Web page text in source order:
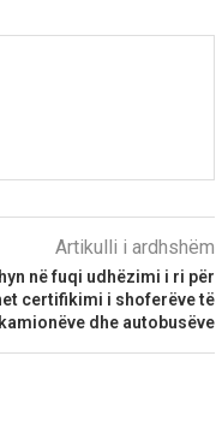
Artikulli i ardhshëm
në fuqi udhëzimi i ri për
certifikimi i shoferëve të
kamionëve dhe autobusëve